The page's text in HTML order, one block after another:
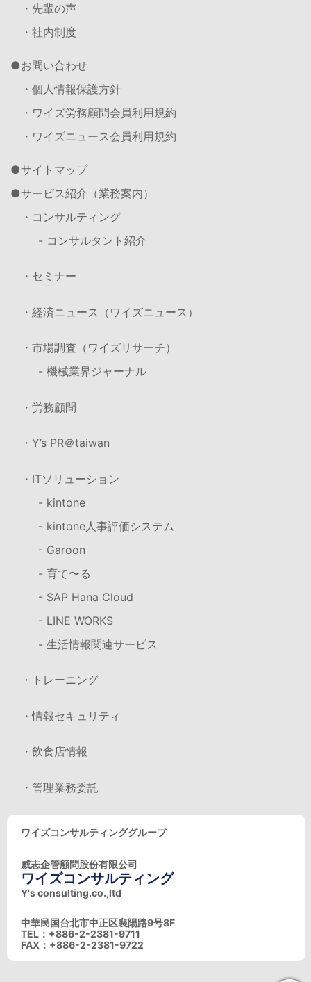
・先輩の声
・社内制度
お問い合わせ
・個人情報保護方針
・ワイズ労務顧問会員利用規約
・ワイズニュース会員利用規約
サイトマップ
サービス紹介（業務案内）
・コンサルティング
- コンサルタント紹介
・セミナー
・経済ニュース（ワイズニュース）
・市場調査（ワイズリサーチ）
- 機械業界ジャーナル
・労務顧問
・Y’s PR＠taiwan
・ITソリューション
- kintone
- kintone人事評価システム
- Garoon
- 育て〜る
- SAP Hana Cloud
- LINE WORKS
- 生活情報関連サービス
・トレーニング
・情報セキュリティ
・飲食店情報
・管理業務委託
ワイズコンサルティンググループ
威志企管顧問股份有限公司
ワイズコンサルティング
Y's consulting.co.,ltd
中華民国台北市中正区襄陽路9号8F
TEL：+886-2-2381-9711
FAX：+886-2-2381-9722